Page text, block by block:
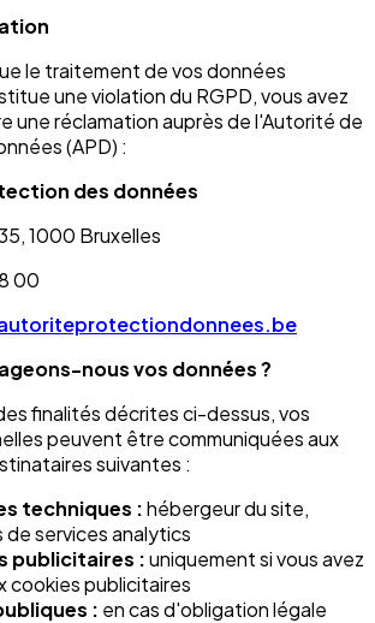
le traitement de vos données
une violation du RGPD, vous avez
une réclamation auprès de l'Autorité de
(APD) :
des données
1000 Bruxelles
00
nous vos données ?
finalités décrites ci-dessus, vos
peuvent être communiquées aux
suivantes :
techniques :hébergeur du site,
de services analytics
publicitaires :uniquement si vous avez
cookies publicitaires
: en cas d'obligation légale